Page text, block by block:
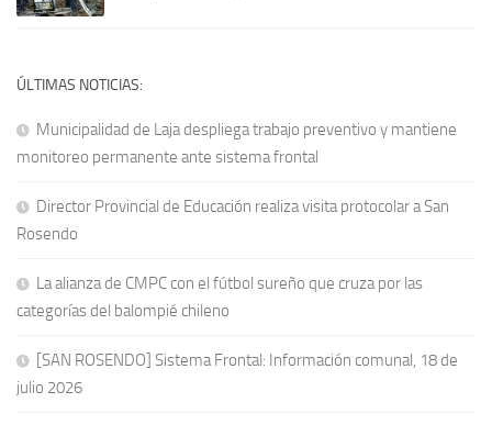
ÚLTIMAS NOTICIAS:
Municipalidad de Laja despliega trabajo preventivo y mantiene
monitoreo permanente ante sistema frontal
Director Provincial de Educación realiza visita protocolar a San
Rosendo
La alianza de CMPC con el fútbol sureño que cruza por las
categorías del balompié chileno
[SAN ROSENDO] Sistema Frontal: Información comunal, 18 de
julio 2026